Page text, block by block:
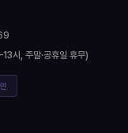
시, 주말·공휴일 휴무)